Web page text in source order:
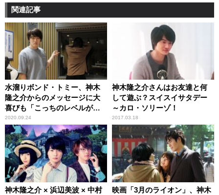
関連記事
水溜りボンド・トミー、神木
隆之介からのメッセージに大
喜びも「こっちのレベルが達
してないのよ」
2020.09.24
神木隆之介さんはお友達と何
して遊ぶ？スイスイサタデー
～カロ・ソリーゾ！
2017.03.18
神木隆之介 × 浜辺美波 × 中村
映画「3月のライオン」、神木